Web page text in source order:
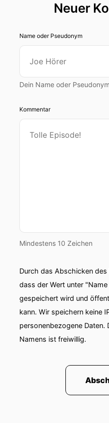
Neuer
Name oder Pseudonym
Dein Name oder
Kommentar
Mindestens 10 Zeichen
Durch das Abschicken
dass der Wert unter
gespeichert wird und
kann. Wir speichern keine
personenbezogene Daten.
Namens ist freiwillig.